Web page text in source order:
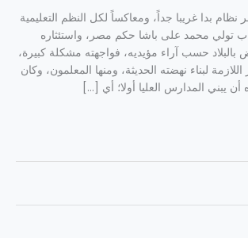
بدا غريبا جداً، ومعاكساً لكل النظم التعليمية
تولي محمد على باشا حكم مصر، واستئثاره
بالبلاد حسب آراء مؤيديه، فواجهته مشكلة كبيرة،
لبناء نهضته الحديثة، ومنها المعلمون، وكان
أن يبني المدارس العليا أولا؛ أي […]